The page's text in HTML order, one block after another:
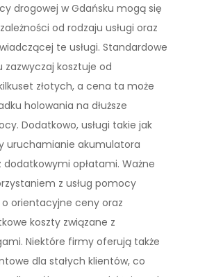
drogowej w Gdańsku mogą się
od rodzaju usługi oraz
te usługi. Standardowe
zazwyczaj kosztuje od
złotych, a cena ta może
holowania na dłuższe
Dodatkowo, usługi takie jak
uruchamianie akumulatora
opłatami. Ważne
z usług pomocy
orientacyjne ceny oraz
koszty związane z
Niektóre firmy oferują także
dla stałych klientów, co